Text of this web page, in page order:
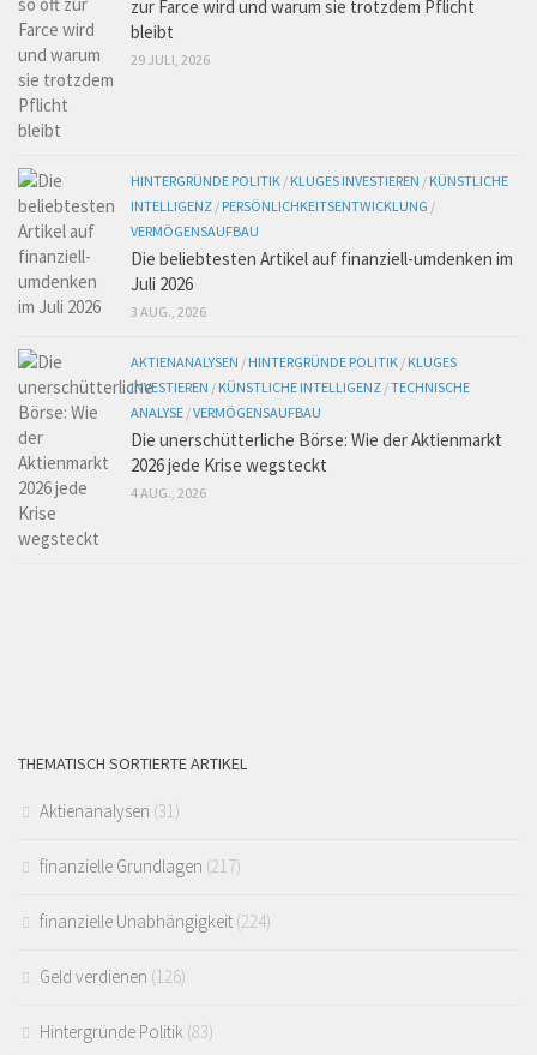
zur Farce wird und warum sie trotzdem Pflicht
bleibt
29 JULI, 2026
HINTERGRÜNDE POLITIK / KLUGES INVESTIEREN / KÜNSTLICHE
INTELLIGENZ / PERSÖNLICHKEITSENTWICKLUNG /
VERMÖGENSAUFBAU
Die beliebtesten Artikel auf finanziell-umdenken im
Juli 2026
3 AUG., 2026
AKTIENANALYSEN / HINTERGRÜNDE POLITIK / KLUGES
INVESTIEREN / KÜNSTLICHE INTELLIGENZ /TECHNISCHE
ANALYSE /VERMÖGENSAUFBAU
Die unerschütterliche Börse: Wie der Aktienmarkt
2026 jede Krise wegsteckt
4 AUG., 2026
THEMATISCH SORTIERTE ARTIKEL
Aktienanalysen (31)
finanzielle Grundlagen (217)
finanzielle Unabhängigkeit (224)
Geld verdienen (126)
Hintergründe Politik (83)